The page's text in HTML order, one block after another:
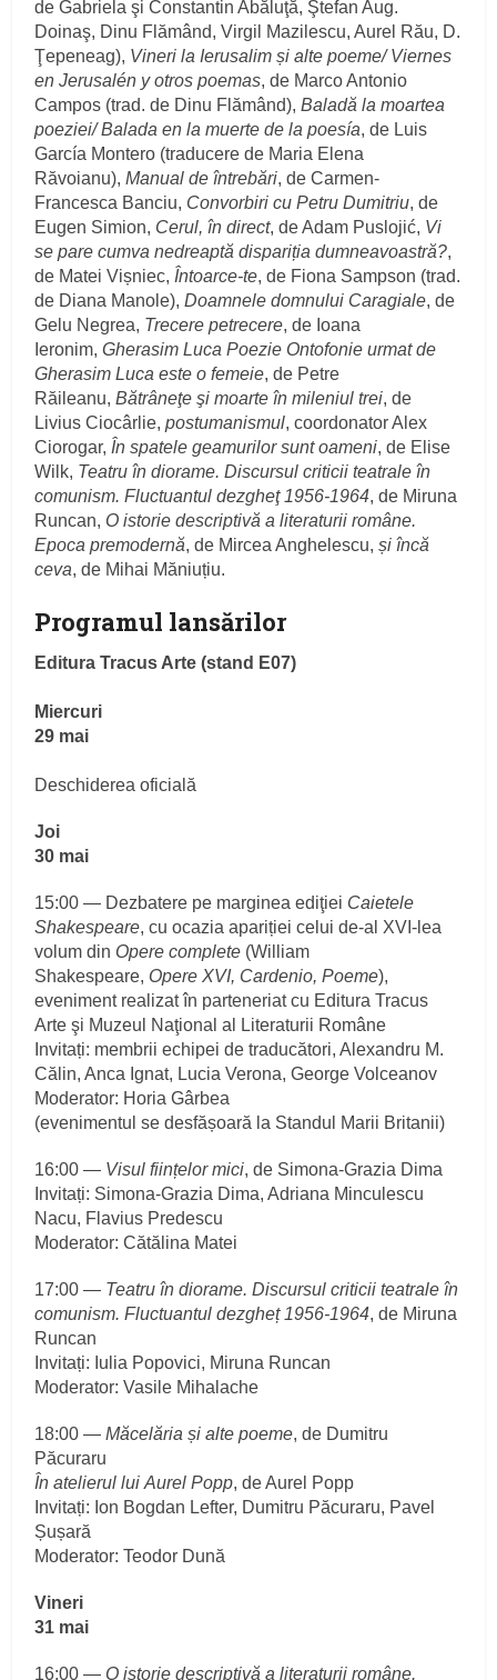
de Gabriela şi Constantin Abăluţă, Ştefan Aug.
Doinaş, Dinu Flămând, Virgil Mazilescu, Aurel Rău, D.
Ţepeneag), Vineri la Ierusalim și alte poeme/ Viernes
en Jerusalén y otros poemas, de Marco Antonio
Campos (trad. de Dinu Flămând),Baladă la moartea
poeziei/ Balada en la muerte de la poesía, de Luis
García Montero (traducere de Maria Elena
Răvoianu),Manual de întrebări, de Carmen-
Francesca Banciu, Convorbiri cu Petru Dumitriu, de
Eugen Simion, Cerul, în direct, de Adam Puslojić, Vi
se pare cumva nedreaptă dispariția dumneavoastră?,
de Matei Vișniec, Întoarce-te, de Fiona Sampson (trad.
de Diana Manole), Doamnele domnului Caragiale, de
Gelu Negrea, Trecere petrecere, de Ioana
Ieronim,Gherasim Luca Poezie Ontofonie urmat de
Gherasim Luca este o femeie, de Petre
Răileanu,Bătrâneţe şi moarte în mileniul trei, de
Livius Ciocârlie,postumanismul, coordonator Alex
Ciorogar, În spatele geamurilor sunt oameni, de Elise
Wilk, Teatru în diorame. Discursul criticii teatrale în
comunism. Fluctuantul dezgheţ 1956-1964, de Miruna
Runcan, O istorie descriptivă a literaturii române.
Epoca premodernă, de Mircea Anghelescu, și încă
ceva, de Mihai Măniuțiu.
Programul lansărilor
Editura Tracus Arte (stand E07)
Miercuri
29 mai
Deschiderea oficială
Joi
30 mai
15:00 — Dezbatere pe marginea ediţiei Caietele
Shakespeare, cu ocazia apariției celui de-al XVI-lea
volum din Opere complete (William
Shakespeare, Opere XVI, Cardenio, Poeme),
eveniment realizat în parteneriat cu Editura Tracus
Arte şi Muzeul Naţional al Literaturii Române
Invitați: membrii echipei de traducători, Alexandru M.
Călin, Anca Ignat, Lucia Verona, George Volceanov
Moderator: Horia Gârbea
(evenimentul se desfășoară la Standul Marii Britanii)
16:00 — Visul ființelor mici, de Simona-Grazia Dima
Invitați: Simona-Grazia Dima, Adriana Minculescu
Nacu, Flavius Predescu
Moderator: Cătălina Matei
17:00 — Teatru în diorame. Discursul criticii teatrale în
comunism. Fluctuantul dezgheț 1956-1964, de Miruna
Runcan
Invitați: Iulia Popovici, Miruna Runcan
Moderator: Vasile Mihalache
18:00 —Măcelăria și alte poeme, de Dumitru
Păcuraru
În atelierul lui Aurel Popp, de Aurel Popp
Invitați: Ion Bogdan Lefter, Dumitru Păcuraru, Pavel
Șușară
Moderator: Teodor Dună
Vineri
31 mai
16:00 — O istorie descriptivă a literaturii române.